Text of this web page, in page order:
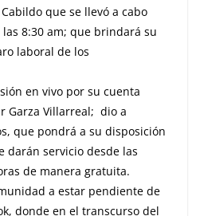
que se llevó a cabo
8:30 am; que brindará su
laboral de los
en vivo por su cuenta
Garza Villarreal; dio a
que pondrá a su disposición
darán servicio desde las
de manera gratuita.
a estar pendiente de
donde en el transcurso del